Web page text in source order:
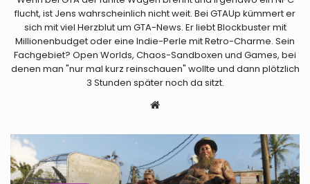
flucht, ist Jens wahrscheinlich nicht weit. Bei GTAUp kümmert er
sich mit viel Herzblut um GTA-News. Er liebt Blockbuster mit
Millionenbudget oder eine Indie-Perle mit Retro-Charme. Sein
Fachgebiet? Open Worlds, Chaos-Sandboxen und Games, bei
denen man "nur mal kurz reinschauen" wollte und dann plötzlich
3 Stunden später noch da sitzt.